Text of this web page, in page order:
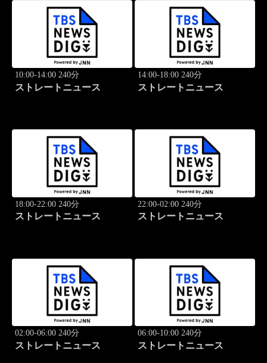
10:00-14:00 240分
ストレートニュース
14:00-18:00 240分
ストレートニュース
18:00-22:00 240分
ストレートニュース
22:00-02:00 240分
ストレートニュース
02:00-06:00 240分
ストレートニュース
06:00-10:00 240分
ストレートニュース